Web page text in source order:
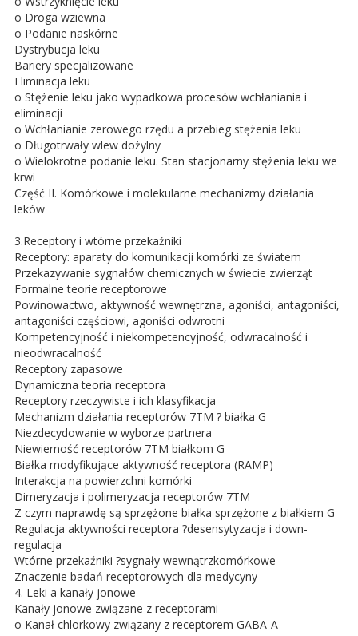
o Droga wziewna
o Podanie naskórne
Dystrybucja leku
Bariery specjalizowane
Eliminacja leku
o Stężenie leku jako wypadkowa procesów wchłaniania i
eliminacji
o Wchłanianie zerowego rzędu a przebieg stężenia leku
o Długotrwały wlew dożylny
o Wielokrotne podanie leku. Stan stacjonarny stężenia leku we
krwi
Część II. Komórkowe i molekularne mechanizmy działania
leków
3.Receptory i wtórne przekaźniki
Receptory: aparaty do komunikacji komórki ze światem
Przekazywanie sygnałów chemicznych w świecie zwierząt
Formalne teorie receptorowe
Powinowactwo, aktywność wewnętrzna, agoniści, antagoniści,
antagoniści częściowi, agoniści odwrotni
Kompetencyjność i niekompetencyjność, odwracalność i
nieodwracalność
Receptory zapasowe
Dynamiczna teoria receptora
Receptory rzeczywiste i ich klasyfikacja
Mechanizm działania receptorów 7TM ? białka G
Niezdecydowanie w wyborze partnera
Niewierność receptorów 7TM białkom G
Białka modyfikujące aktywność receptora (RAMP)
Interakcja na powierzchni komórki
Dimeryzacja i polimeryzacja receptorów 7TM
Z czym naprawdę są sprzężone białka sprzężone z białkiem G
Regulacja aktywności receptora ?desensytyzacja i down-
regulacja
Wtórne przekaźniki ?sygnały wewnątrzkomórkowe
Znaczenie badań receptorowych dla medycyny
4. Leki a kanały jonowe
Kanały jonowe związane z receptorami
o Kanał chlorkowy związany z receptorem GABA-A